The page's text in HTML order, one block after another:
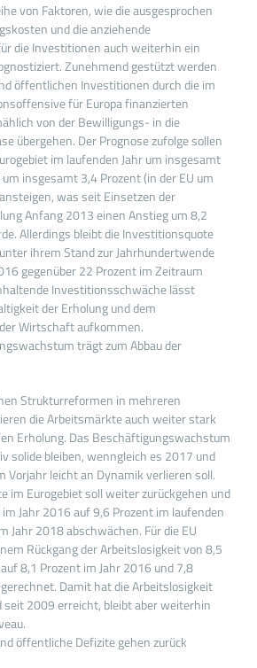
von Faktoren, wie die ausgesprochen
und die anziehende
die Investitionen auch weiterhin ein
Zunehmend gestützt werden
öffentlichen Investitionen durch die im
für Europa finanzierten
von der Bewilligungs- in die
übergehen. Der Prognose zufolge sollen
im laufenden Jahr um insgesamt
insgesamt 3,4 Prozent (in der EU um
was seit Einsetzen der
Anfang 2013 einen Anstieg um 8,2
Allerdings bleibt die Investitionsquote
ihrem Stand zur Jahrhundertwende
gegenüber 22 Prozent im Zeitraum
Investitionsschwäche lässt
der Erholung und dem
Wirtschaft aufkommen.
trägt zum Abbau der
Strukturreformen in mehreren
die Arbeitsmärkte auch weiter stark
Erholung. Das Beschäftigungswachstum
solide bleiben, wenngleich es 2017 und
Vorjahr leicht an Dynamik verlieren soll.
im Eurogebiet soll weiter zurückgehen und
Jahr 2016 auf 9,6 Prozent im laufenden
Jahr 2018 abschwächen. Für die EU
Rückgang der Arbeitslosigkeit von 8,5
8,1 Prozent im Jahr 2016 und 7,8
Damit hat die Arbeitslosigkeit
2009 erreicht, bleibt aber weiterhin
öffentliche Defizite gehen zurück